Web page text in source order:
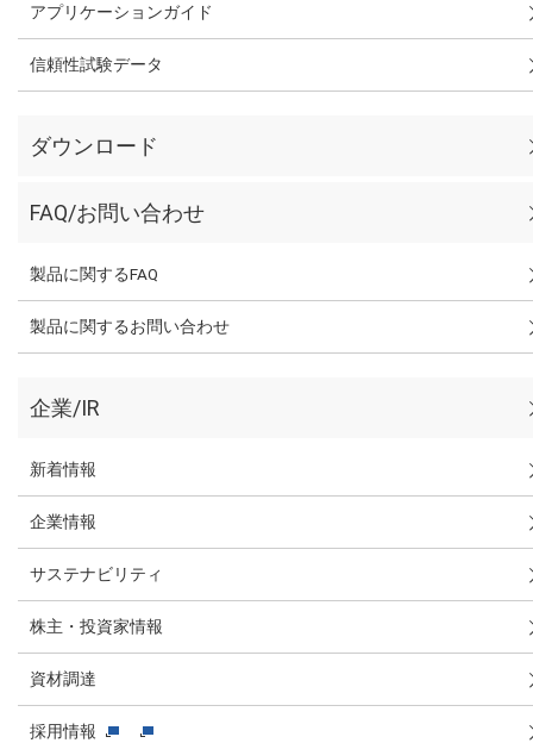
アプリケーションガイド
信頼性試験データ
ダウンロード
FAQ/お問い合わせ
製品に関するFAQ
製品に関するお問い合わせ
企業/IR
新着情報
企業情報
サステナビリティ
株主・投資家情報
資材調達
採用情報